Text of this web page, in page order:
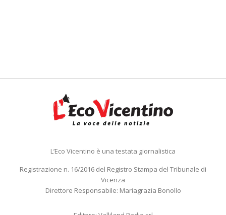
L’Eco Vicentino è una testata giornalistica
Registrazione n. 16/2016 del Registro Stampa del Tribunale di
Vicenza
Direttore Responsabile: Mariagrazia Bonollo